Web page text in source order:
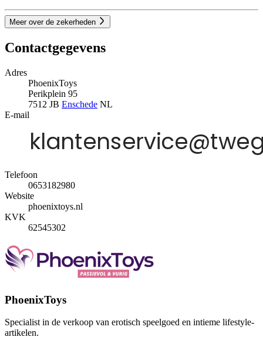
Meer over de zekerheden
Contactgegevens
Adres
PhoenixToys
Perikplein 95
7512 JB Enschede NL
E-mail
Telefoon
0653182980
Website
phoenixtoys.nl
KVK
62545302
PhoenixToys
Specialist in de verkoop van erotisch speelgoed en intieme lifestyle-
artikelen.